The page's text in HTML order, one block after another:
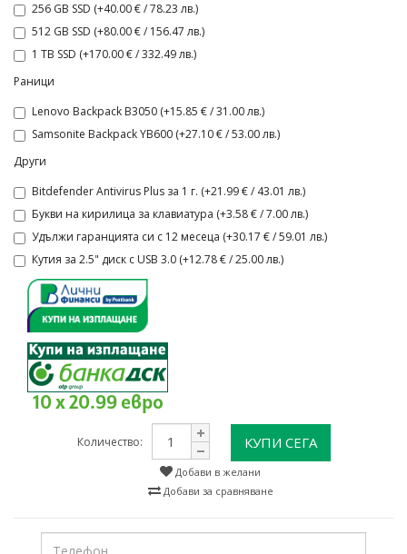
256 GB SSD (+40.00 € / 78.23 лв.)
512 GB SSD (+80.00 € / 156.47 лв.)
1 TB SSD (+170.00 € / 332.49 лв.)
Раници
Lenovo Backpack B3050 (+15.85 € / 31.00 лв.)
Samsonite Backpack YB600 (+27.10 € / 53.00 лв.)
Други
Bitdefender Antivirus Plus за 1 г. (+21.99 € / 43.01 лв.)
Букви на кирилица за клавиатура (+3.58 € / 7.00 лв.)
Удължи гаранцията си с 12 месеца (+30.17 € / 59.01 лв.)
Кутия за 2.5" диск с USB 3.0 (+12.78 € / 25.00 лв.)
10 x 20.99 евро
Количество: КУПИ СЕГА
Добави в желани
Добави за сравняване